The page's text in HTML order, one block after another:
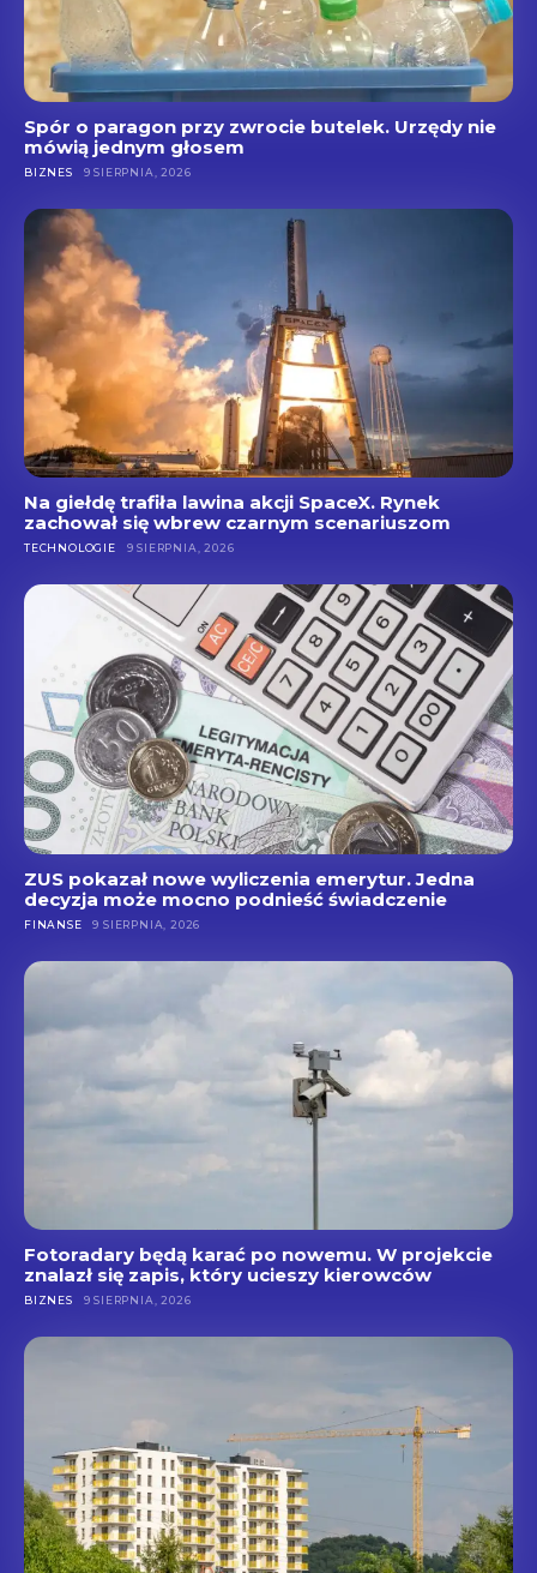
Spór o paragon przy zwrocie butelek. Urzędy nie
mówią jednym głosem
BIZNES 9 SIERPNIA, 2026
Na giełdę trafiła lawina akcji SpaceX. Rynek
zachował się wbrew czarnym scenariuszom
TECHNOLOGIE 9 SIERPNIA, 2026
ZUS pokazał nowe wyliczenia emerytur. Jedna
decyzja może mocno podnieść świadczenie
FINANSE 9 SIERPNIA, 2026
Fotoradary będą karać po nowemu. W projekcie
znalazł się zapis, który ucieszy kierowców
BIZNES 9 SIERPNIA, 2026